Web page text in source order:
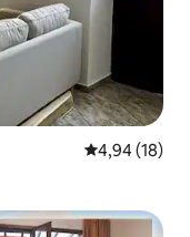
Gemiddelde
4,94 (18)